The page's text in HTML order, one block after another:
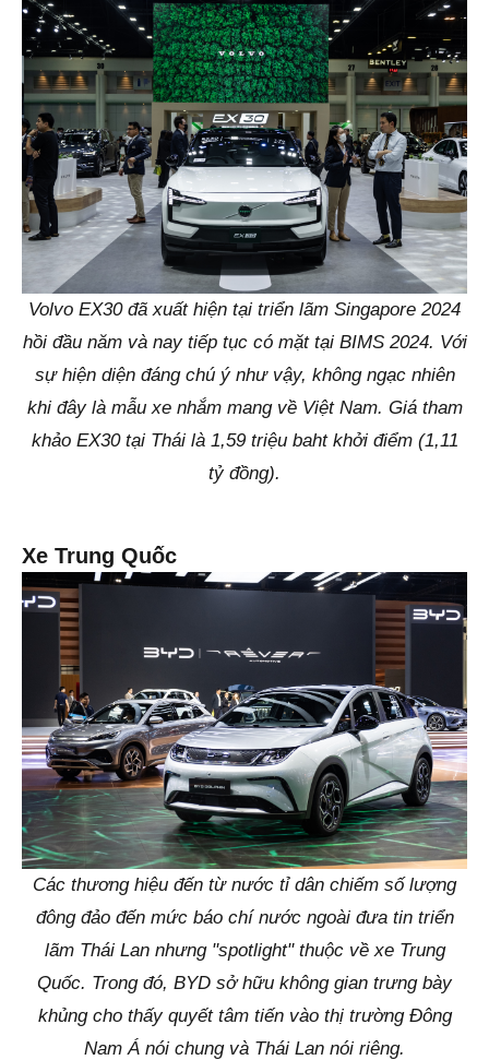
Volvo EX30 đã xuất hiện tại triển lãm Singapore 2024
hồi đầu năm và nay tiếp tục có mặt tại BIMS 2024. Với
sự hiện diện đáng chú ý như vậy, không ngạc nhiên
khi đây là mẫu xe nhắm mang về Việt Nam. Giá tham
khảo EX30 tại Thái là 1,59 triệu baht khởi điểm (1,11
tỷ đồng).
Xe Trung Quốc
Các thương hiệu đến từ nước tỉ dân chiếm số lượng
đông đảo đến mức báo chí nước ngoài đưa tin triển
lãm Thái Lan nhưng "spotlight" thuộc về xe Trung
Quốc. Trong đó, BYD sở hữu không gian trưng bày
khủng cho thấy quyết tâm tiến vào thị trường Đông
Nam Á nói chung và Thái Lan nói riêng.